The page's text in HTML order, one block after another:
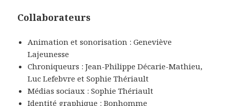
Collaborateurs
Animation et sonorisation : Geneviève
Lajeunesse
Chroniqueurs : Jean-Philippe Décarie-Mathieu,
Luc Lefebvre et Sophie Thériault
Médias sociaux : Sophie Thériault
Identité graphique :Bonhomme